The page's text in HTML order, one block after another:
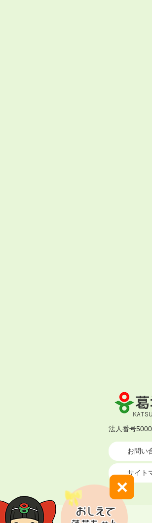
葛
城
市
KATSURAGI
CITY
法人番号
お問い
サイト
×